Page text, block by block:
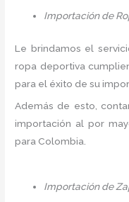
Importación de
Le brindamos el
ropa deportiva
para el éxito de su
Además de esto,
importación al por
para Colombia.
Importación de